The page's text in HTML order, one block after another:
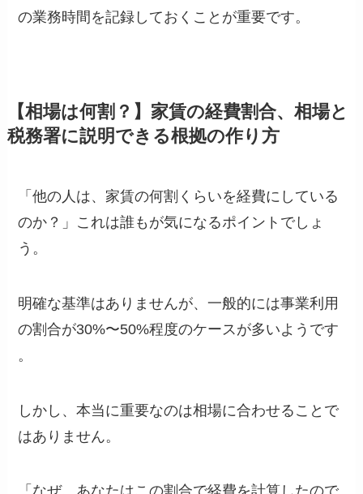
の業務時間を記録しておくことが重要です。
【相場は何割？】家賃の経費割合、相場と
税務署に説明できる根拠の作り方
「他の人は、家賃の何割くらいを経費にしている
のか？」これは誰もが気になるポイントでしょ
う。
明確な基準はありませんが、一般的には事業利用
の割合が30%〜50%程度のケースが多いようです
。
しかし、本当に重要なのは相場に合わせることで
はありません。